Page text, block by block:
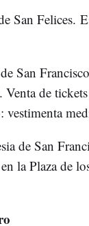
San Felices.
San
de
de San
la Plaza de